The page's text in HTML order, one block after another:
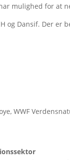
mulighed for at
og Dansif. Der
WWF